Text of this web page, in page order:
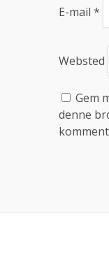
E-mail *
Websted
Gem
denne